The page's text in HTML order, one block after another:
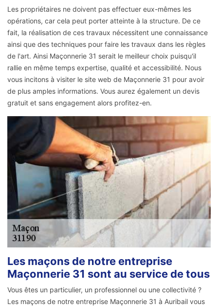
Les propriétaires ne doivent pas effectuer eux-mêmes les
opérations, car cela peut porter atteinte à la structure. De ce
fait, la réalisation de ces travaux nécessitent une connaissance
ainsi que des techniques pour faire les travaux dans les règles
de l'art. Ainsi Maçonnerie 31 serait le meilleur choix puisqu'il
rallie en même temps expertise, qualité et accessibilité. Nous
vous incitons à visiter le site web de Maçonnerie 31 pour avoir
de plus amples informations. Vous aurez également un devis
gratuit et sans engagement alors profitez-en.
Les maçons de notre entreprise
Maçonnerie 31 sont au service de tous
Vous êtes un particulier, un professionnel ou une collectivité ?
Les maçons de notre entreprise Maçonnerie 31 à Auribail vous